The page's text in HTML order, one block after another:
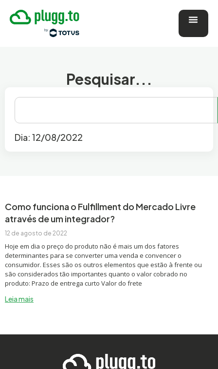
Pesquisar...
Dia: 12/08/2022
Como funciona o Fulfillment do Mercado Livre
através de um integrador?
12 de agosto de 2022
Hoje em dia o preço do produto não é mais um dos fatores
determinantes para se converter uma venda e convencer o
consumidor. Esses são os outros elementos que estão à frente ou
são considerados tão importantes quanto o valor cobrado no
produto: Prazo de entrega curto Valor do frete
Leia mais